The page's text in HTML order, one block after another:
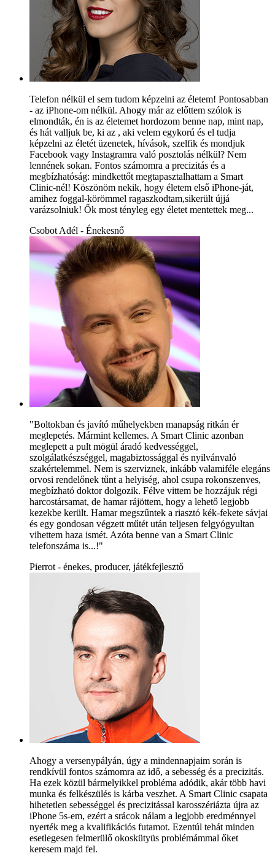
Telefon nélkül el sem tudom képzelni az életem! Pontosabban
- az iPhone-om nélkül. Ahogy már az előttem szólok is
elmondták, én is az életemet hordozom benne nap, mint nap,
és hát valljuk be, ki az , aki velem egykorú és el tudja
képzelni az életét üzenetek, hívások, szelfik és mondjuk
Facebook vagy Instagramra való posztolás nélkül? Nem
lennének sokan. Fontos számomra a precizitás és a
megbízhatóság: mindkettőt megtapasztalhattam a Smart
Clinic-nél! Köszönöm nekik, hogy életem első iPhone-ját,
amihez foggal-körömmel ragaszkodtam,sikerült újjá
varázsolniuk! Ők most tényleg egy életet mentettek meg...
Csobot Adél - Énekesnő
"Boltokban és javító műhelyekben manapság ritkán ér
meglepetés. Mármint kellemes. A Smart Clinic azonban
meglepett a pult mögül áradó kedvességgel,
szolgálatkészséggel, magabiztossággal és nyilvánvaló
szakértelemmel. Nem is szerviznek, inkább valamiféle elegáns
orvosi rendelőnek tűnt a helyiség, ahol csupa rokonszenves,
megbízható doktor dolgozik. Félve vittem be hozzájuk régi
harcostársamat, de hamar rájöttem, hogy a lehető legjobb
kezekbe került. Hamar megszűntek a riasztó kék-fekete sávjai
és egy gondosan végzett műtét után teljesen felgyógyultan
vihettem haza ismét. Azóta benne van a Smart Clinic
telefonszáma is...!"
Pierrot - énekes, producer, játékfejlesztő
Ahogy a versenypályán, úgy a mindennapjaim során is
rendkívül fontos számomra az idő, a sebesség és a precizitás.
Ha ezek közül bármelyikkel probléma adódik, akár több havi
munka és felkészülés is kárba veszhet. A Smart Clinic csapata
hihetetlen sebességgel és precizitással karosszériázta újra az
iPhone 5s-em, ezért a srácok nálam a legjobb eredménnyel
nyerték meg a kvalifikációs futamot. Ezentúl tehát minden
esetlegesen felmerülő okoskütyüs problémámmal őket
keresem majd fel.